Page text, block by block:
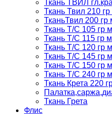
Ткань ТВИЛ
Ткань Твил 210
ТканьТвил 200
Ткань Т/C 105 гр
Ткань Т/C 115 гр
Ткань Т/C 120 гр
Ткань Т/C 145 гр
Ткань Т/C 150 гр
Ткань Т/C 240 гр
Ткань Крета 220
Ткань Грета
Флис